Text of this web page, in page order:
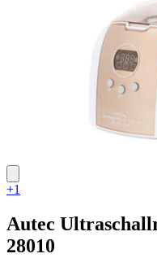
+1
Autec
28010